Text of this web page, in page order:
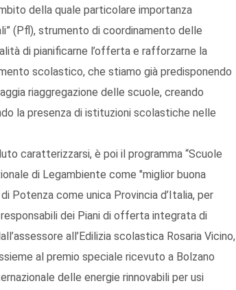
della quale particolare importanza
(Pfl), strumento di coordinamento delle
di pianificarne l’offerta e rafforzarne la
scolastico, che stiamo già predisponendo
riaggregazione delle scuole, creando
la presenza di istituzioni scolastiche nelle
caratterizzarsi, è poi il programma “Scuole
di Legambiente come "miglior buona
Potenza come unica Provincia d’Italia, per
dei Piani di offerta integrata di
all’Edilizia scolastica Rosaria Vicino,
al premio speciale ricevuto a Bolzano
delle energie rinnovabili per usi